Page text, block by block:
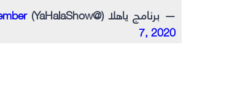
— برنامج ياهلا (@YaHalaShow)
7, 2020